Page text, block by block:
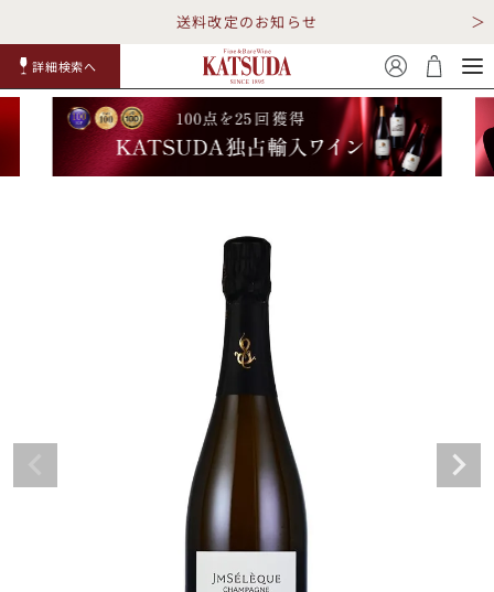
送料改定のお知らせ
詳細検索へ
白ワイ
ン ング ン
RP100
点
詳細検索する
勝田商店について
ギフトラッピング